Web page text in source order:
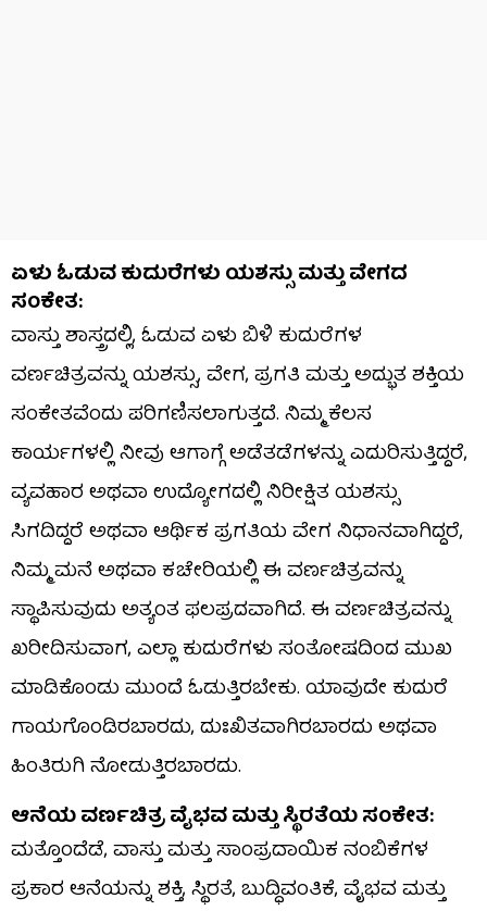
ಏಳು ಓಡುವ ಕುದುರೆಗಳು ಯಶಸ್ಸು ಮತ್ತು ವೇಗದ
ಸಂಕೇತ:
ವಾಸ್ತು ಶಾಸ್ತ್ರದಲ್ಲಿ, ಓಡುವ ಏಳು ಬಿಳಿ ಕುದುರೆಗಳ
ವರ್ಣಚಿತ್ರವನ್ನು ಯಶಸ್ಸು, ವೇಗ, ಪ್ರಗತಿ ಮತ್ತು ಅದ್ಭುತ ಶಕ್ತಿಯ
ಸಂಕೇತವೆಂದು ಪರಿಗಣಿಸಲಾಗುತ್ತದೆ. ನಿಮ್ಮ ಕೆಲಸ
ಕಾರ್ಯಗಳಲ್ಲಿ ನೀವು ಆಗಾಗ್ಗೆ ಅಡೆತಡೆಗಳನ್ನು ಎದುರಿಸುತ್ತಿದ್ದರೆ,
ವ್ಯವಹಾರ ಅಥವಾ ಉದ್ಯೋಗದಲ್ಲಿ ನಿರೀಕ್ಷಿತ ಯಶಸ್ಸು
ಸಿಗದಿದ್ದರೆ ಅಥವಾ ಆರ್ಥಿಕ ಪ್ರಗತಿಯ ವೇಗ ನಿಧಾನವಾಗಿದ್ದರೆ,
ನಿಮ್ಮ ಮನೆ ಅಥವಾ ಕಚೇರಿಯಲ್ಲಿ ಈ ವರ್ಣಚಿತ್ರವನ್ನು
ಸ್ಥಾಪಿಸುವುದು ಅತ್ಯಂತ ಫಲಪ್ರದವಾಗಿದೆ. ಈ ವರ್ಣಚಿತ್ರವನ್ನು
ಖರೀದಿಸುವಾಗ, ಎಲ್ಲಾ ಕುದುರೆಗಳು ಸಂತೋಷದಿಂದ ಮುಖ
ಮಾಡಿಕೊಂಡು ಮುಂದೆ ಓಡುತ್ತಿರಬೇಕು. ಯಾವುದೇ ಕುದುರೆ
ಗಾಯಗೊಂಡಿರಬಾರದು, ದುಃಖಿತವಾಗಿರಬಾರದು ಅಥವಾ
ಹಿಂತಿರುಗಿ ನೋಡುತ್ತಿರಬಾರದು.
ಆನೆಯ ವರ್ಣಚಿತ್ರ ವೈಭವ ಮತ್ತು ಸ್ಥಿರತೆಯ ಸಂಕೇತ:
ಮತ್ತೊಂದೆಡೆ, ವಾಸ್ತು ಮತ್ತು ಸಾಂಪ್ರದಾಯಿಕ ನಂಬಿಕೆಗಳ
ಪ್ರಕಾರ ಆನೆಯನ್ನು ಶಕ್ತಿ, ಸ್ಥಿರತೆ, ಬುದ್ಧಿವಂತಿಕೆ, ವೈಭವ ಮತ್ತು